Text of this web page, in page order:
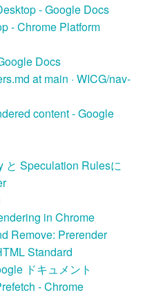
- Google Docs
- Chrome Platform
Docs
at main · WICG/nav-
content - Google
と Speculation Rulesに
in Chrome
Remove: Prerender
Standard
ドキュメント
- Chrome